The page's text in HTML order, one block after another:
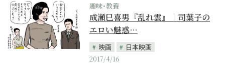
趣味･教養
成瀬巳喜男『乱れ雲』｜司葉子の
エロい魅惑…
映画
日本映画
2017/4/16